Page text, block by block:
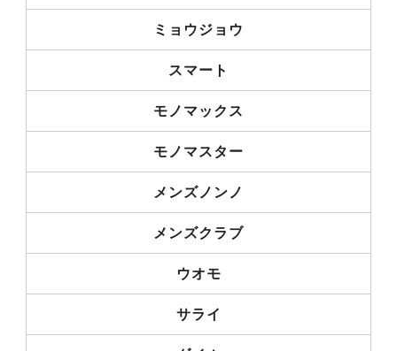
ミョウジョウ
スマート
モノマックス
モノマスター
メンズノンノ
メンズクラブ
ウオモ
サライ